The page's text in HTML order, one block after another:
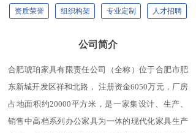
专业定制
组织构架 人才招聘
资质荣誉
公司简介
合肥琥珀家具有限责任公司（全称）位于合肥市肥
东新城开发区祥和北路， 注册资金6050万元，厂房
占地面积约20000平方米，是一家集设计、生产、
销售中高档系列办公家具为一体的现代化家具生产